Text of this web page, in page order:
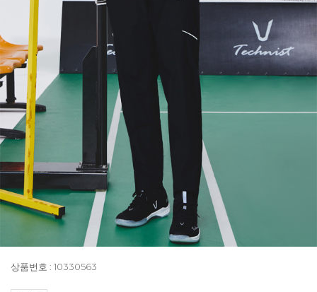
상품번호 : 10330563